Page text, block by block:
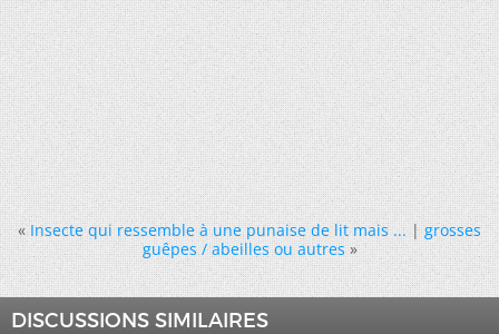
« Insecte qui ressemble à une punaise de lit mais ...|grosses
guêpes / abeilles ou autres »
DISCUSSIONS SIMILAIRES